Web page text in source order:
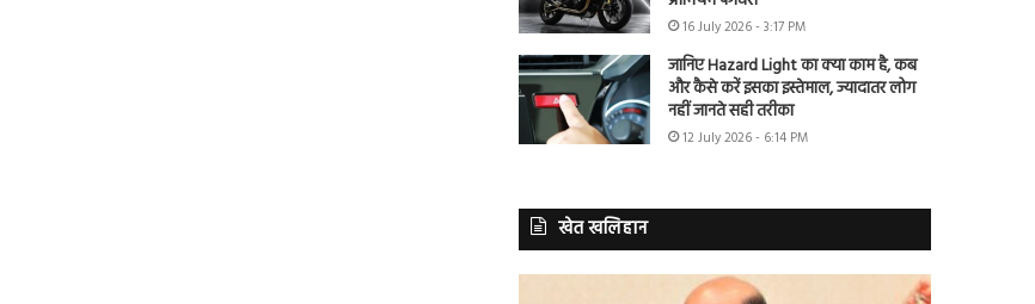
16 July 2026 - 3:17 PM
जानिए Hazard Light का क्या काम है, कब
और कैसे करें इसका इस्तेमाल, ज्यादातर लोग
नहीं जानते सही तरीका
12 July 2026 - 6:14 PM
खेत खलिहान